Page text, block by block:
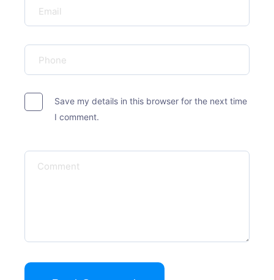
Save my details in this browser for the next time
I comment.